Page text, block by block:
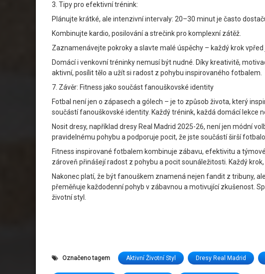
3. Tipy pro efektivní trénink:
Plánujte krátké, ale intenzivní intervaly: 20–30 minut je často
Kombinujte kardio, posilování a strečink pro komplexní zátěž.
Zaznamenávejte pokroky a slavte malé úspěchy – každý krok
Domácí i venkovní tréninky nemusí být nudné. Díky kreativitě,
aktivní, posílit tělo a užít si radost z pohybu inspirovaného fotbalem.
7. Závěr: Fitness jako součást fanouškovské identity
Fotbal není jen o zápasech a gólech – je to způsob života, který
součástí fanouškovské identity. Každý trénink, každá domácí lekce
Nosit dresy, například dresy Real Madrid 2025-26, není jen módní
pravidelnému pohybu a podporuje pocit, že jste součástí širší
Fitness inspirované fotbalem kombinuje zábavu, efektivitu a
zároveň přinášejí radost z pohybu a pocit sounáležitosti. Každý
Nakonec platí, že být fanouškem znamená nejen fandit z tribuny,
přeměňuje každodenní pohyb v zábavnou a motivující zkušenost.
životní styl.
Označeno tagem Aktivní Životní Styl Dresy Real Madrid